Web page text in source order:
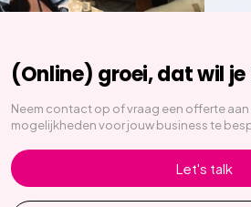
(Online) groei, dat wil
Neem contact op of vraag een offerte aan
mogelijkheden voor jouw business te
Let's talk